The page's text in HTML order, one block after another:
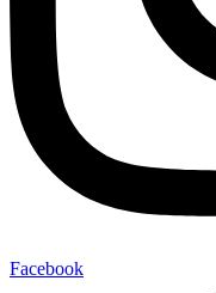
Facebook